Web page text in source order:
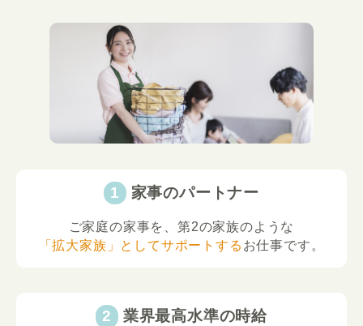
家事のパートナー
ご家庭の家事を、第2の家族のような
「拡大家族」としてサポートする お仕事です。
業界最高水準の時給